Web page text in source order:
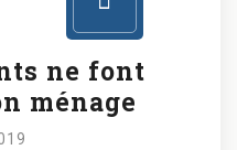
ne font
ménage